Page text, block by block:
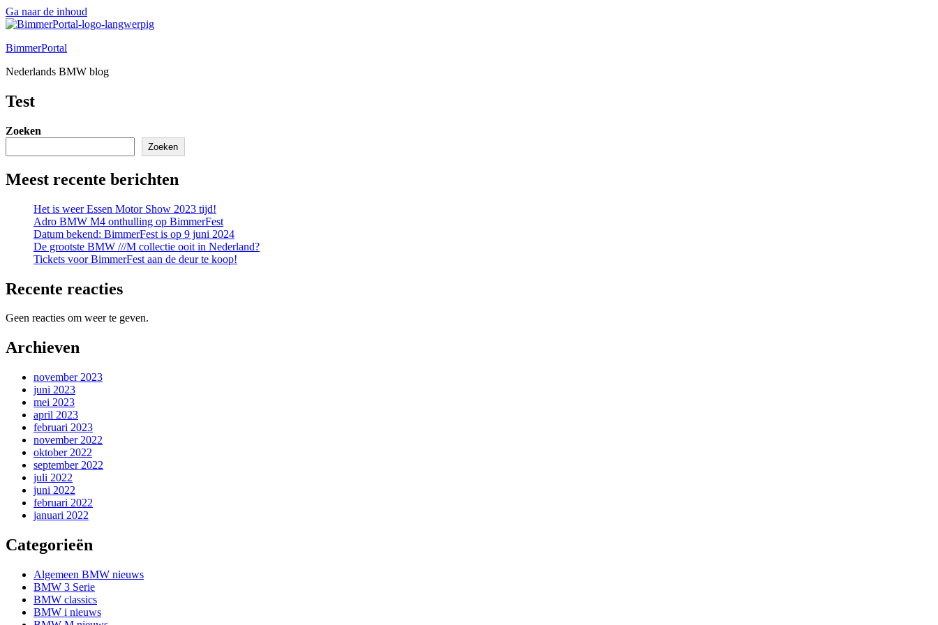
Ga naar de inhoud
BimmerPortal
Nederlands BMW blog
Test
Zoeken
Zoeken
Meest recente berichten
Het is weer Essen Motor Show 2023 tijd!
Adro BMW M4 onthulling op BimmerFest
Datum bekend: BimmerFest is op 9 juni 2024
De grootste BMW ///M collectie ooit in Nederland?
Tickets voor BimmerFest aan de deur te koop!
Recente reacties
Geen reacties om weer te geven.
Archieven
november 2023
juni 2023
mei 2023
april 2023
februari 2023
november 2022
oktober 2022
september 2022
juli 2022
juni 2022
februari 2022
januari 2022
Categorieën
Algemeen BMW nieuws
BMW 3 Serie
BMW classics
BMW i nieuws